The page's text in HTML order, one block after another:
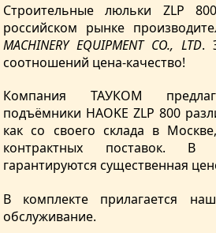
Строительные люльки ZLP
российском рынке
MACHINERY EQUIPMENT CO., LTD.
соотношений цена-качество!
Компания ТАУКОМ
подъёмники HAOKE ZLP 800
как со своего склада в
контрактных поставок. В
гарантируются существенная
В комплекте прилагается
обслуживание.